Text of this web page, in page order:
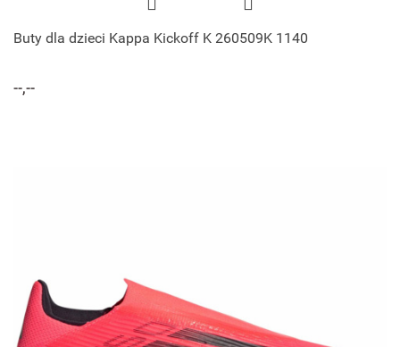
Buty dla dzieci Kappa Kickoff K 260509K 1140
--,--